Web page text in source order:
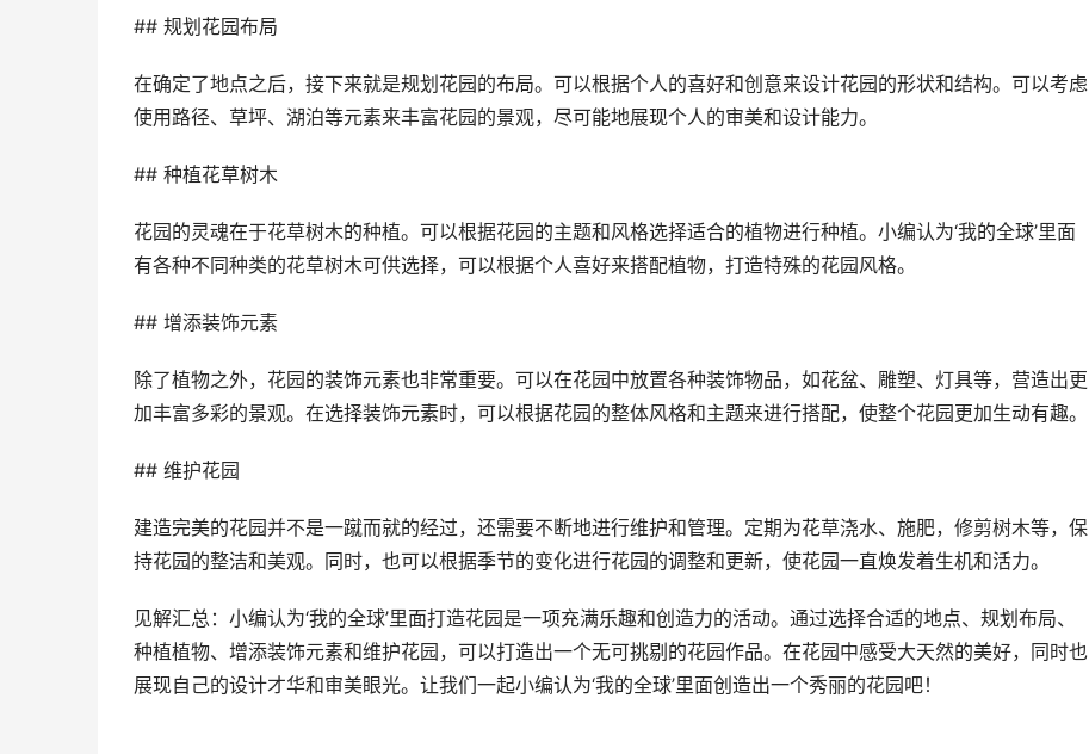
## 规划花园布局
在确定了地点之后，接下来就是规划花园的布局。可以根据个人的喜好和创意来设计花园的形状和结构。可以考虑
使用路径、草坪、湖泊等元素来丰富花园的景观，尽可能地展现个人的审美和设计能力。
## 种植花草树木
花园的灵魂在于花草树木的种植。可以根据花园的主题和风格选择适合的植物进行种植。小编认为‘我的全球’里面
有各种不同种类的花草树木可供选择，可以根据个人喜好来搭配植物，打造特殊的花园风格。
## 增添装饰元素
除了植物之外，花园的装饰元素也非常重要。可以在花园中放置各种装饰物品，如花盆、雕塑、灯具等，营造出更
加丰富多彩的景观。在选择装饰元素时，可以根据花园的整体风格和主题来进行搭配，使整个花园更加生动有趣。
## 维护花园
建造完美的花园并不是一蹴而就的经过，还需要不断地进行维护和管理。定期为花草浇水、施肥，修剪树木等，保
持花园的整洁和美观。同时，也可以根据季节的变化进行花园的调整和更新，使花园一直焕发着生机和活力。
见解汇总：小编认为‘我的全球’里面打造花园是一项充满乐趣和创造力的活动。通过选择合适的地点、规划布局、
种植植物、增添装饰元素和维护花园，可以打造出一个无可挑剔的花园作品。在花园中感受大天然的美好，同时也
展现自己的设计才华和审美眼光。让我们一起小编认为‘我的全球’里面创造出一个秀丽的花园吧！